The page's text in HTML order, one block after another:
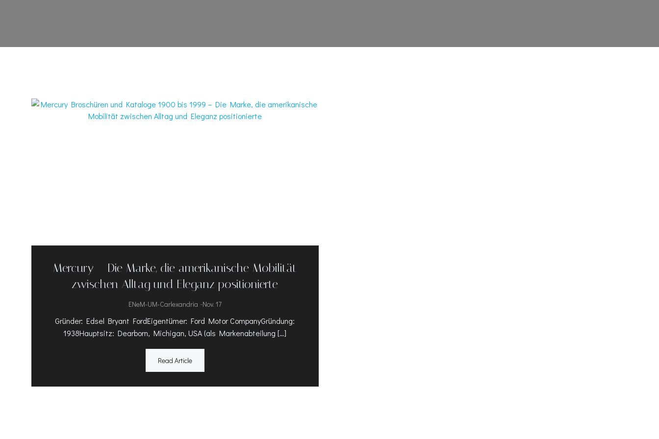
Mercury – Die Marke, die amerikanische Mobilität
zwischen Alltag und Eleganz positionierte
ENeM-UM-Carlexandria -Nov. 17
Gründer: Edsel Bryant FordEigentümer: Ford Motor CompanyGründung:
1938Hauptsitz: Dearborn, Michigan, USA (als Markenabteilung […]
Read Article